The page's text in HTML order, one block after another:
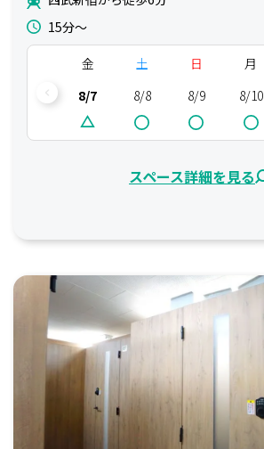
15分〜
金
8/7
土
8/8
日
8/9
月
8/10
スペース詳細を見る